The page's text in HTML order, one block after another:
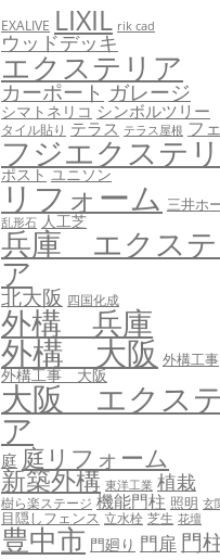
EXALIVE LIXIL rik cad
ウッドデッキ
エクステリア
カーポートガレージ
シマトネリコ シンボルツリー
タイル貼り テラス テラス屋根 フ
フジエクステ
ポスト ユニソン
リフォーム 三井ホ
乱形石 人工芝
兵庫 エクステ
ア
北大阪 四国化成
外構 兵庫
外構 大阪 外構工事
外構工事 大阪
大阪 エクス
ア
庭 庭リフォーム
新築外構 東洋工業 植栽
樹ら楽ステージ 機能門柱 照明 玄
目隠しフェンス 立水栓 芝生 花壇
豊中市 門廻り 門扉 門